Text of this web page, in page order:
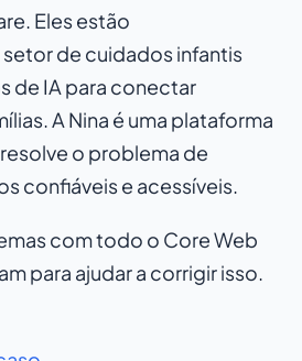
Eles estão
de cuidados infantis
de IA para conectar
A Nina é uma plataforma
o problema de
confiáveis e acessíveis.
com todo o Core Web
para ajudar a corrigir isso.